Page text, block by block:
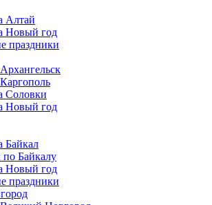
Алтай
Новый год
праздники
Соловки
Новый год
Байкал
Байкалу
Новый год
праздники